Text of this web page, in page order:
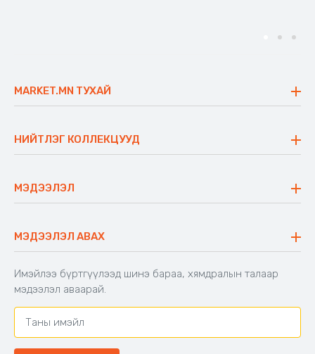
MARKET.MN ТУХАЙ
Үнэт зүйлс
Ажлын байр
Блог
НИЙТЛЭГ КОЛЛЕКЦУУД
Сүүдрэвч
Аяны ширээ
Аяны түшлэгтэй сандал
МЭДЭЭЛЭЛ
Буцаалтын журам
Захиалга шалгах
Хамтран ажиллах
Холбоо барих
МЭДЭЭЛЭЛ АВАХ
Имэйлээ бүртгүүлээд шинэ бараа, хямдралын талаар
мэдээлэл аваарай.